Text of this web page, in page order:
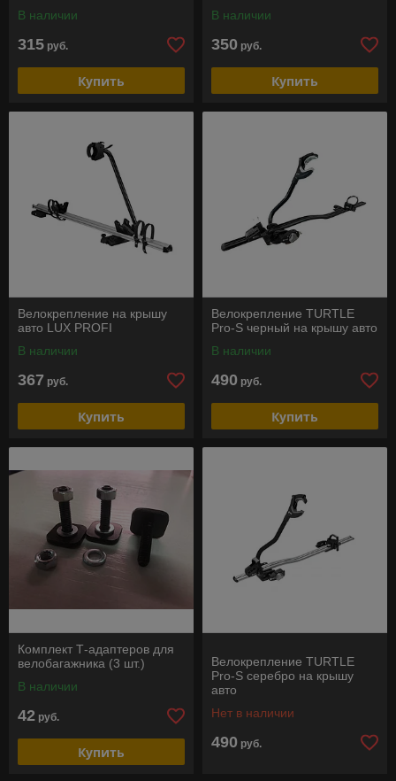
В наличии
315 руб.
Купить
В наличии
350 руб.
Купить
Велокрепление на крышу
авто LUX PROFI
В наличии
367 руб.
Купить
Велокрепление TURTLE
Pro-S черный на крышу авто
В наличии
490 руб.
Купить
Комплект Т-адаптеров для
велобагажника (3 шт.)
В наличии
42 руб.
Купить
Велокрепление TURTLE
Pro-S серебро на крышу
авто
Нет в наличии
490 руб.